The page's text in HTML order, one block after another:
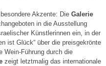
Akzente: Die Galerie
in die Ausstellung
Künstlerinnen ein, in der
ist Glück“ über die preisgekrönte
Wein-Führung durch die
zeigt letztmalig das internationale